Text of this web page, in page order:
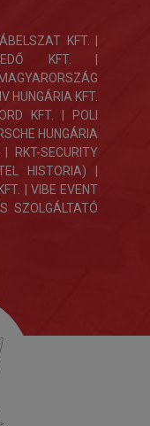
KFT. |
KFT. |
HUNGÁRIA KFT.
KFT. | POLI
HUNGÁRIA
RKT-SECURITY
HISTORIA) |
| VIBE EVENT
SZOLGÁLTATÓ